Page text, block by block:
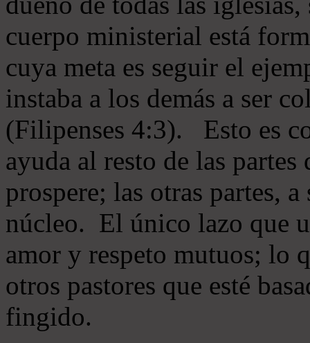
cuerpo ministerial está
cuya meta es seguir el
instaba a los demás a ser
(Filipenses 4:3). Esto es
ayuda al resto de las
prospere; las otras partes,
núcleo. El único lazo que
amor y respeto mutuos; lo
otros pastores que esté
fingido.